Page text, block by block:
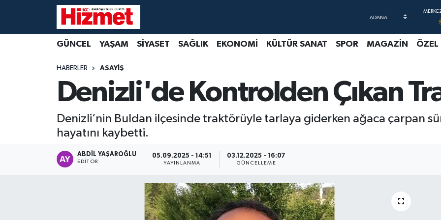
GÜNCEL YAŞAM SİYASET SAĞLIK EKONOMİ KÜLTÜR SANAT SPOR MAGAZİN ÖZEL
HABERLER ASAYİŞ
Denizli'de Kontrolden Çıkan
Denizli’nin Buldan ilçesinde traktörüyle tarlaya giderken ağaca çarpan
hayatını kaybetti.
ABDIL YAŞAROĞLU
EDITÖR
05.09.2025 - 14:51
YAYINLANMA
03.12.2025 - 16:07
GÜNCELLEME
EKONOMİ
KÜLTÜR SANAT
Denizli Nöbetçi Eczaneler
Denizli Trafik Yoğunluk Haritası
Süper Lig Puan Durumu ve Fikstür
Tüm Manşetler
Son Dakika Haberleri